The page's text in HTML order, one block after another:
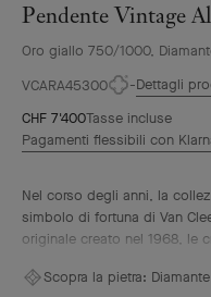
Pendente Vintage
Oro giallo 750/1000,
VCARA45300
Dettagli
CHF 7'400Tasse incluse
Pagamenti flessibili con
Nel corso degli anni, la
simbolo di fortuna di Van
originale creato nel 1968, le
del quadrifoglio, questi
Scopra la pietra: Diamante